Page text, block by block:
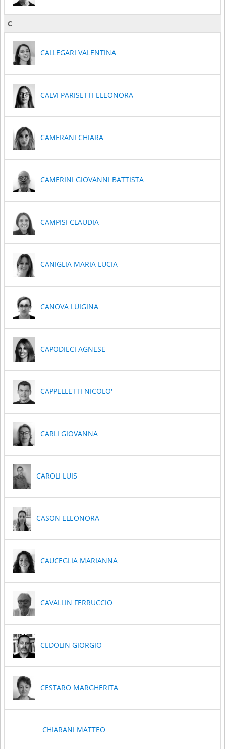
C
CALLEGARI VALENTINA
CALVI PARISETTI ELEONORA
CAMERANI CHIARA
CAMERINI GIOVANNI BATTISTA
CAMPISI CLAUDIA
CANIGLIA MARIA LUCIA
CANOVA LUIGINA
CAPODIECI AGNESE
CAPPELLETTI NICOLO'
CARLI GIOVANNA
CAROLI LUIS
CASON ELEONORA
CAUCEGLIA MARIANNA
CAVALLIN FERRUCCIO
CEDOLIN GIORGIO
CESTARO MARGHERITA
CHIARANI MATTEO